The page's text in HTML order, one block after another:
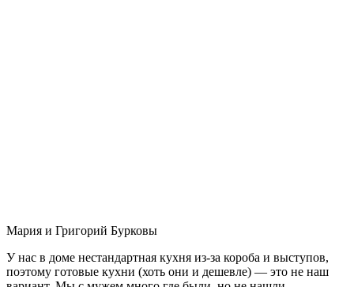
Мария и Григорий Бурковы
У нас в доме нестандартная кухня из-за короба и выступов,
поэтому готовые кухни (хоть они и дешевле) — это не наш